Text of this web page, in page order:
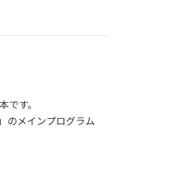
す。
のメインプログラム